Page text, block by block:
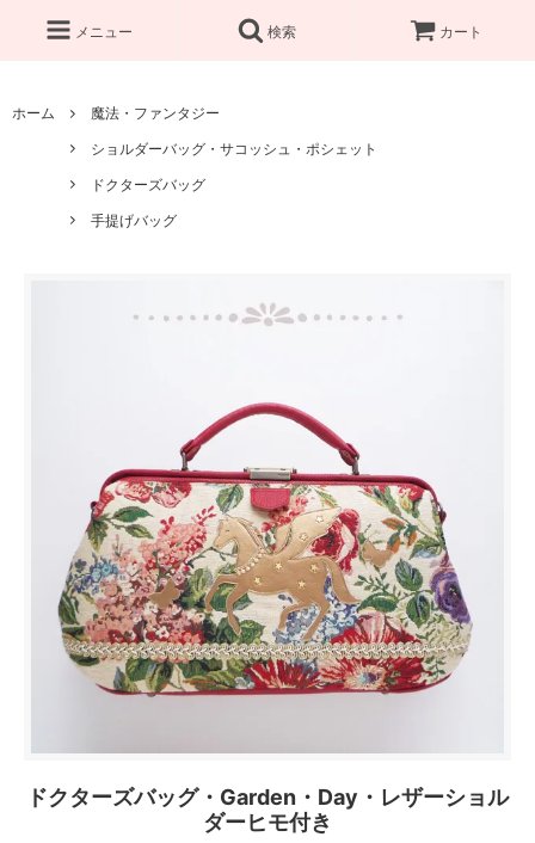
メニュー 検索 カート
ホーム
魔法・ファンタジー
ショルダーバッグ・サコッシュ・ポシェット
ドクターズバッグ
手提げバッグ
ドクターズバッグ・Garden・Day・レザーショル
ダーヒモ付き